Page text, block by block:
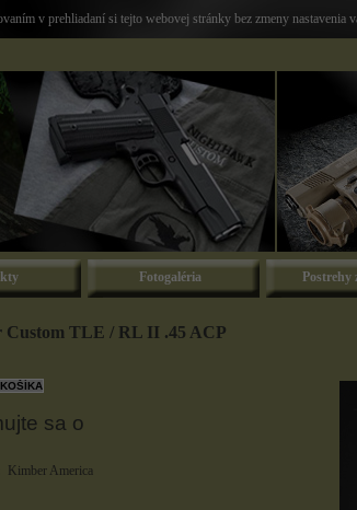
v prehliadaní si tejto webovej stránky bez zmeny
Fotogaléria Postrehy
Custom TLE / RL II .45 ACP
sa o
Kimber America